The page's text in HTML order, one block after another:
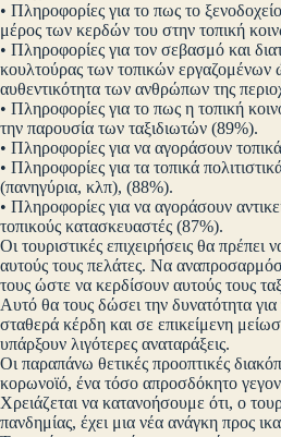
• Πληροφορίες για το πως το
μέρος των κερδών του στην τοπική
• Πληροφορίες για τον σεβασμό και
κουλτούρας των τοπικών εργαζομένων
αυθεντικότητα των ανθρώπων της
• Πληροφορίες για το πως η τοπική
την παρουσία των ταξιδιωτών (89%).
• Πληροφορίες για να αγοράσουν
• Πληροφορίες για τα τοπικά
(πανηγύρια, κλπ), (88%).
• Πληροφορίες για να αγοράσουν
τοπικούς κατασκευαστές (87%).
Οι τουριστικές επιχειρήσεις θα πρέπει
αυτούς τους πελάτες. Να
τους ώστε να κερδίσουν αυτούς τους
Αυτό θα τους δώσει την δυνατότητα για
σταθερά κέρδη και σε επικείμενη
υπάρξουν λιγότερες αναταράξεις.
Οι παραπάνω θετικές προοπτικές
κορωνοϊό, ένα τόσο απροσδόκητο
Χρειάζεται να κατανοήσουμε ότι, ο
πανδημίας, έχει μια νέα ανάγκη προς